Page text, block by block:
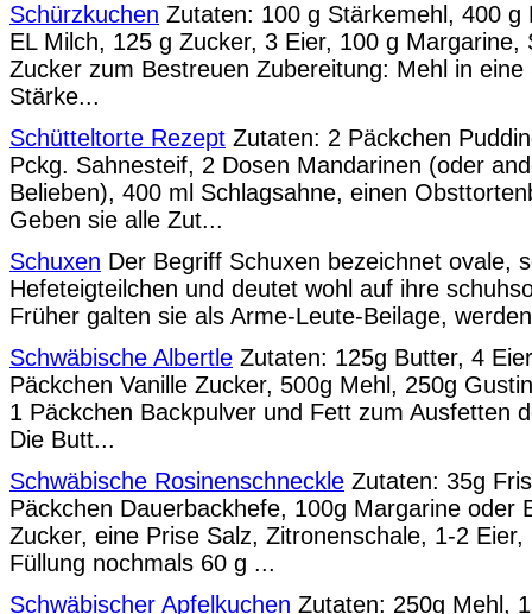
Schürzkuchen Zutaten: 100 g Stärkemehl, 400 g
EL Milch, 125 g Zucker, 3 Eier, 100 g Margarine,
Zucker zum Bestreuen Zubereitung: Mehl in eine
Stärke...
Schütteltorte Rezept Zutaten: 2 Päckchen
Pckg. Sahnesteif, 2 Dosen Mandarinen (oder
Belieben), 400 ml Schlagsahne, einen
Geben sie alle Zut...
Schuxen Der Begriff Schuxen bezeichnet ovale,
Hefeteigteilchen und deutet wohl auf ihre
Früher galten sie als Arme-Leute-Beilage,
Schwäbische Albertle Zutaten: 125g Butter, 4
Päckchen Vanille Zucker, 500g Mehl, 250g
1 Päckchen Backpulver und Fett zum Ausfetten
Die Butt...
Schwäbische Rosinenschneckle Zutaten: 35g
Päckchen Dauerbackhefe, 100g Margarine oder
Zucker, eine Prise Salz, Zitronenschale, 1-2
Füllung nochmals 60 g ...
Schwäbischer Apfelkuchen Zutaten: 250g Mehl,